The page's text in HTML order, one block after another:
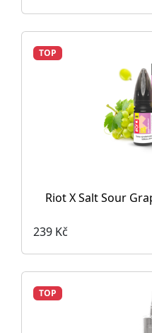
TOP
Riot X Salt Sour
239 Kč
TOP